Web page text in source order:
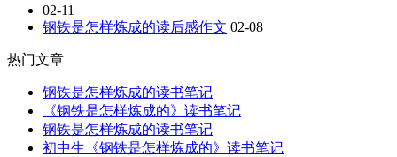
02-11
钢铁是怎样炼成的读后感作文 02-08
热门文章
钢铁是怎样炼成的读书笔记
《钢铁是怎样炼成的》读书笔记
钢铁是怎样炼成的读书笔记
初中生《钢铁是怎样炼成的》读书笔记